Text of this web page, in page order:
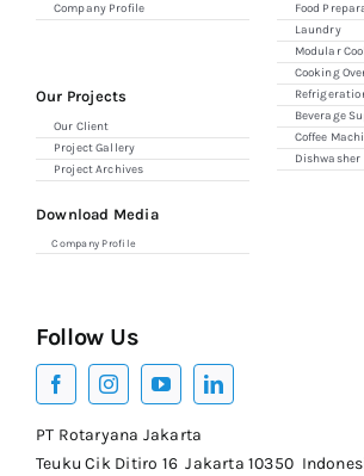
Company Profile
Our Projects
Our Client
Project Gallery
Project Archives
Download Media
Company Profile
Food
Laundry
Modular
Cooking
Beverage
Coffee
Dishwasher
Follow Us
PT Rotaryana Jakarta
Teuku Cik Ditiro 16 Jakarta 10350